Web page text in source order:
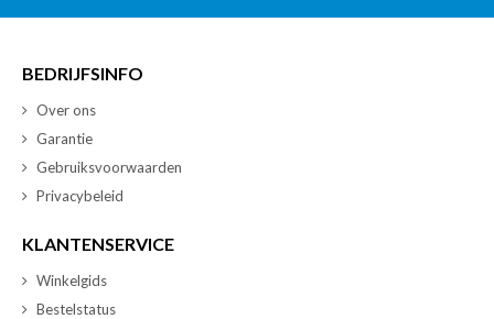
BEDRIJFSINFO
Over ons
Garantie
Gebruiksvoorwaarden
Privacybeleid
KLANTENSERVICE
Winkelgids
Bestelstatus